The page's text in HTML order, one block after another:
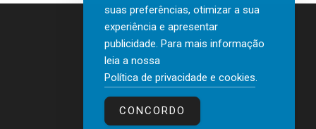
Contactos
Política de privacidade e cookies
suas preferências, otimizar a sua
experiência e apresentar
publicidade. Para mais informação
leia a nossa
Política de privacidade e cookies.
CONCORDO